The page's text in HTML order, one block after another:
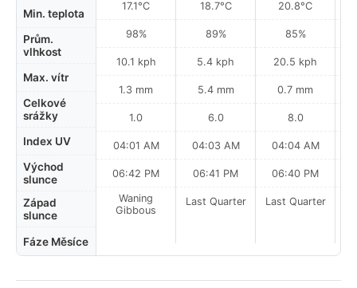
Min. teplota
Prům.
vlhkost
Max. vítr
Celkové
srážky
Index UV
Východ
slunce
Západ
slunce
Fáze Měsíce
17.1°C
98%
10.1 kph
1.3 mm
1.0
04:01 AM
06:42 PM
Waning
Gibbous
18.7°C
89%
5.4 kph
5.4 mm
6.0
04:03 AM
06:41 PM
Last Quarter
20.8°C
85%
20.5 kph
0.7 mm
8.0
04:04 AM
06:40 PM
Last Quarter